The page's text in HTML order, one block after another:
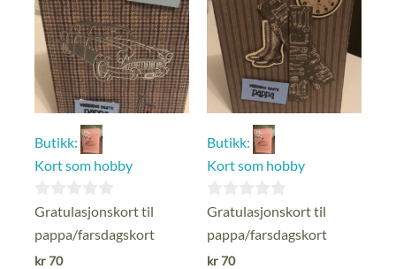
Butikk:
Kort som hobby
0
ut
av
Gratulasjonskort til
pappa/farsdagskort
kr70
Butikk:
Kort som hobby
0
ut
av
Gratulasjonskort til
pappa/farsdagskort
kr70